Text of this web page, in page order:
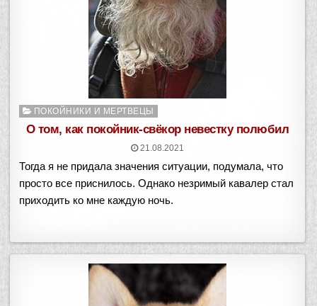
Опубликовано
ПОКОЙНИКИ И МЕРТВЕЦЫ
О том, как покойник-свёкор невестку полюбил
21.08.2021
Тогда я не придала значения ситуации, подумала, что
просто все приснилось. Однако незримый кавалер стал
приходить ко мне каждую ночь.